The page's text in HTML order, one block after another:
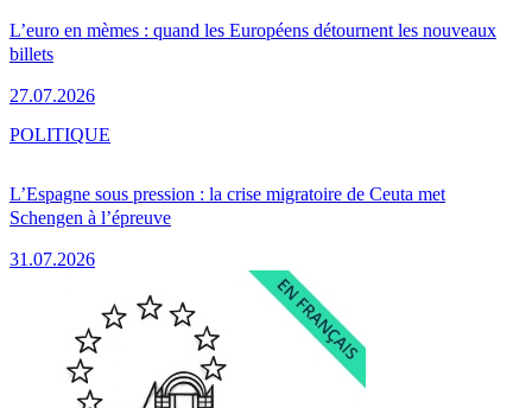
L’euro en mèmes : quand les Européens détournent les nouveaux
billets
27.07.2026
L’Espagne sous pression : la crise migratoire de Ceuta met
Schengen à l’épreuve
31.07.2026
POLITIQUE